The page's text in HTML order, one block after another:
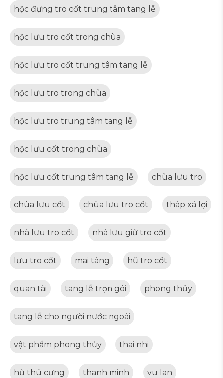
hộc đựng tro cốt trung tâm tang lễ
hộc lưu tro cốt trong chùa
hộc lưu tro cốt trung tâm tang lễ
hộc lưu tro trong chùa
hộc lưu tro trung tâm tang lễ
hộc lưu cốt trong chùa
hộc lưu cốt trung tâm tang lễ chùa lưu tro
chùa lưu cốt chùa lưu tro cốt tháp xá lợi
nhà lưu tro cốt nhà lưu giữ tro cốt
lưu tro cốt mai táng hũ tro cốt
quan tài tang lễ trọn gói phong thủy
tang lễ cho người nước ngoài
vật phẩm phong thủy thai nhi
hũ thú cưng thanh minh vu lan